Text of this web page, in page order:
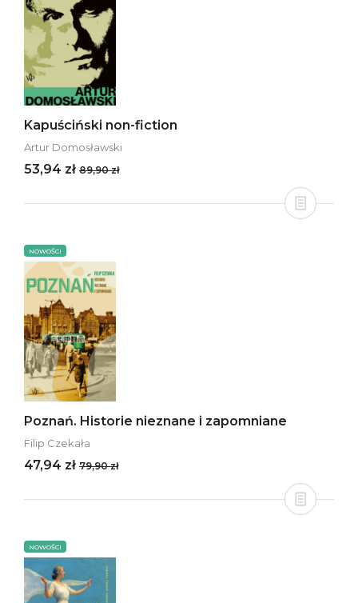
Kapuściński non-fiction
Artur Domosławski
53,94 zł 89,90 zł
NOWOŚCI
Poznań. Historie nieznane i zapomniane
Filip Czekała
47,94 zł 79,90 zł
NOWOŚCI